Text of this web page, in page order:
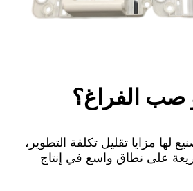
صب الفراغ؟
لها مزايا تقليل تكلفة التطوير،
على نطاق واسع في إنتاج